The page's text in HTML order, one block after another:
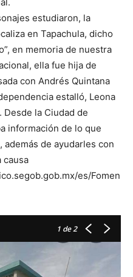
estudiaron, la
en Tapachula, dicho
en memoria de nuestra
ella fue hija de
con Andrés Quintana
estalló, Leona
la Ciudad de
información de lo que
además de ayudarles con
causa
es/Fomen
1 de 2